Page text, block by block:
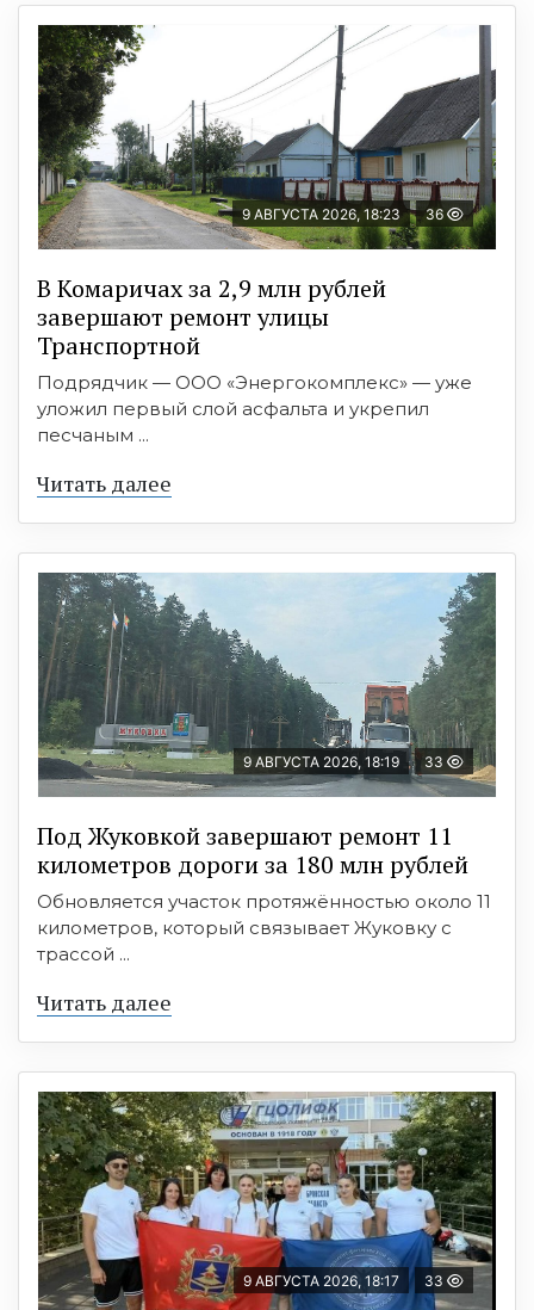
9 АВГУСТА 2026, 18:23 36
В Комаричах за 2,9 млн рублей
завершают ремонт улицы
Транспортной
Подрядчик — ООО «Энергокомплекс» — уже
уложил первый слой асфальта и укрепил
песчаным ...
Читать далее
9 АВГУСТА 2026, 18:19 33
Под Жуковкой завершают ремонт 11
километров дороги за 180 млн рублей
Обновляется участок протяжённостью около 11
километров, который связывает Жуковку с
трассой ...
Читать далее
9 АВГУСТА 2026, 18:17 33